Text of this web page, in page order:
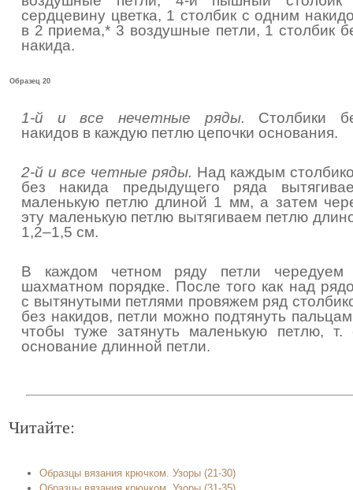
сердцевину цветка, 1 столбик с одним
в 2 приема,* 3 воздушные петли, 1 столбик
накида.
Образец 20
1-й и все нечетные ряды. Столбики
накидов в каждую петлю цепочки основания.
2-й и все четные ряды. Над каждым
без накида предыдущего ряда
маленькую петлю длиной 1 мм, а затем
эту маленькую петлю вытягиваем петлю
1,2–1,5 см.
В каждом четном ряду петли чередуем
шахматном порядке. После того как над
с вытянутыми петлями провяжем ряд
без накидов, петли можно подтянуть
чтобы туже затянуть маленькую петлю, т.
основание длинной петли.
Читайте:
Образцы вязания крючком. Узоры (21-30)